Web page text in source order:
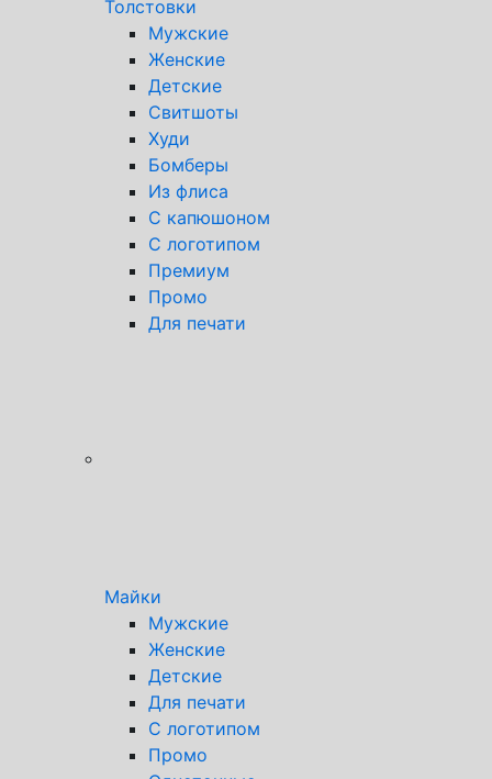
Толстовки
Мужские
Женские
Детские
Свитшоты
Худи
Бомберы
Из флиса
С капюшоном
С логотипом
Премиум
Промо
Для печати
Майки
Мужские
Женские
Детские
Для печати
С логотипом
Промо